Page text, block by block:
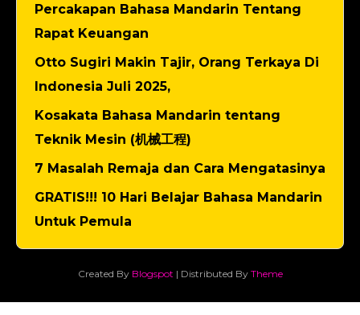
Percakapan Bahasa Mandarin Tentang
Rapat Keuangan
Otto Sugiri Makin Tajir, Orang Terkaya Di
Indonesia Juli 2025,
Kosakata Bahasa Mandarin tentang
Teknik Mesin (机械工程)
7 Masalah Remaja dan Cara Mengatasinya
GRATIS!!! 10 Hari Belajar Bahasa Mandarin
Untuk Pemula
Created By Blogspot | Distributed By Theme